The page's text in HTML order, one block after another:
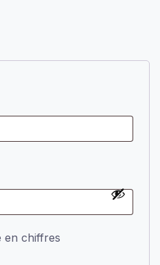
en chiffres